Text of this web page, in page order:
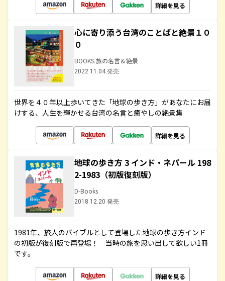
詳細を見る
心に寄り添う台湾のことばと絶景１０
０
BOOKS 旅の名言＆絶景
2022.11.04 発売
世界を４０年以上歩いてきた「地球の歩き方」があなたにお届
けする、人生を輝かせる台湾の名言と癒やしの絶景集
詳細を見る
地球の歩き方 3 インド・ネパール 198
2-1983（初版復刻版）
D-Books
2018.12.20 発売
1981年、旅人のバイブルとして登場した地球の歩き方インド
の初版が復刻版で再登場！ 当時の旅を思い出して欲しい1冊
です。
詳細を見る